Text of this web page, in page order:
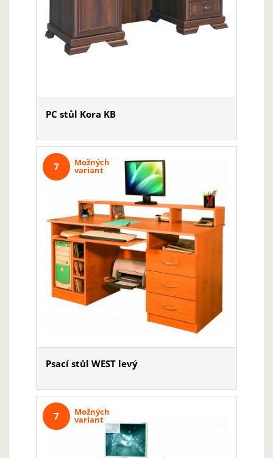
PC stůl Kora KB
Možných
variant
7
Psací stůl WEST levý
Možných
variant
7